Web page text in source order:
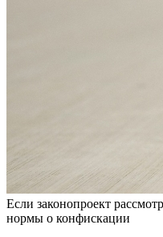
Если законопроект
нормы о конфискации